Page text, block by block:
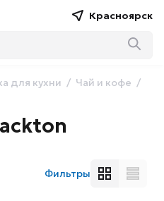
Красноярск
для кухни
Чай и кофе
Фильтры